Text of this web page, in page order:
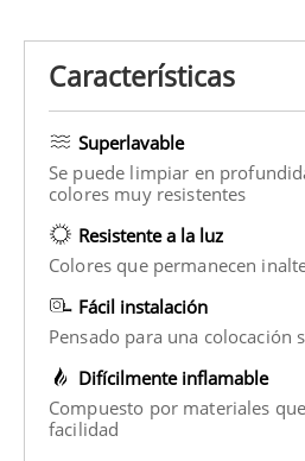
Características
Superlavable
Se puede limpiar en
colores muy resistentes
Resistente a la luz
Colores que permanecen
Fácil instalación
Pensado para una colocación
Difícilmente inflamable
Compuesto por materiales
facilidad